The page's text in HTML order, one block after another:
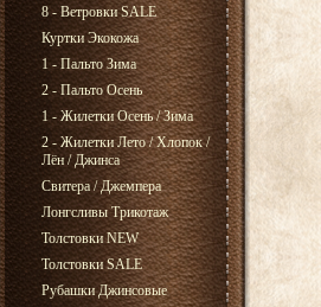
8 - Ветровки SALE
Куртки Экокожа
1 - Пальто Зима
2 - Пальто Осень
1 - Жилетки Осень / Зима
2 - Жилетки Лето / Хлопок /
Лён / Джинса
Свитера / Джемпера
Лонгсливы Трикотаж
Толстовки NEW
Толстовки SALE
Рубашки Джинсовые